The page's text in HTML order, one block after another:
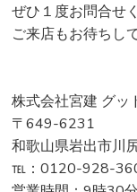
ぜひ１度お問合せ
ご来店もお待ちし
株式会社宮建 グッ
〒649-6231
和歌山県岩出市川
℡：0120-928-